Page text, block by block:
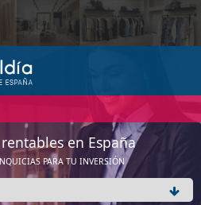
en España
PARA TU INVERSIÓN